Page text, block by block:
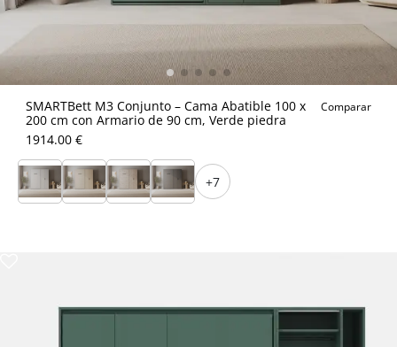
SMARTBett M3 Conjunto – Cama Abatible 100 x
200 cm con Armario de 90 cm, Verde piedra
Comparar
1914.00 €
+7